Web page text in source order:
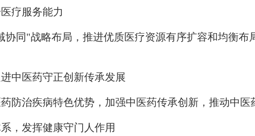
疗服务能力
协同"战略布局，推进优质医疗资源有序扩容和均衡布
中医药守正创新传承发展
防治疾病特色优势，加强中医药传承创新，推动中医
，发挥健康守门人作用